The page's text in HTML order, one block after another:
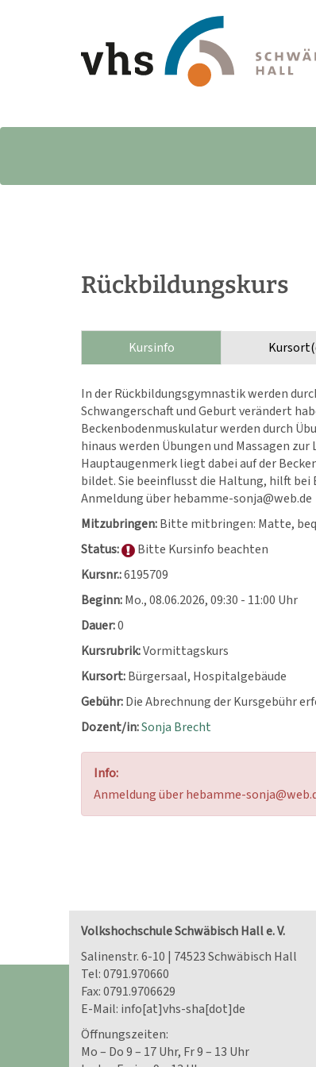
Rückbildungskurs
Kursinfo
In der Rückbildungsgymnastik werden
Schwangerschaft und Geburt verändert
Beckenbodenmuskulatur werden durch
hinaus werden Übungen und Massagen
Hauptaugenmerk liegt dabei auf der
bildet. Sie beeinflusst die Haltung, hilft bei
Anmeldung über hebamme-sonja@web.de
Mitzubringen:Bitte mitbringen: Matte,
Status:
Bitte Kursinfo beachten
Kursnr.:6195709
Beginn:Mo., 08.06.2026, 09:30 - 11:00 Uhr
Dauer:0
Kursrubrik:Vormittagskurs
Kursort:Bürgersaal, Hospitalgebäude
Gebühr:Die Abrechnung der Kursgebühr
Dozent/in:Sonja Brecht
Info:
Anmeldung über hebamme-
Volkshochschule Schwäbisch Hall e. V.
Salinenstr. 6-10 | 74523 Schwäbisch Hall
Tel:0791.970660
Fax: 0791.9706629
E-Mail: info[at]vhs-sha[dot]de
Öffnungszeiten:
Mo – Do 9 – 17 Uhr, Fr 9 – 13 Uhr